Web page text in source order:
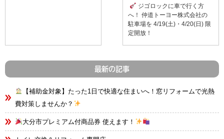
ジゴロックに車で行く方
へ！ 仲道トーヨー株式会社の
駐車場を 4/19(土)・4/20(日) 限
定開放！
最新の記事
【補助金対象】たった1日で快適な住まいへ！窓リフォームで光熱
費対策しませんか？
大分市プレミアム付商品券 使えます！